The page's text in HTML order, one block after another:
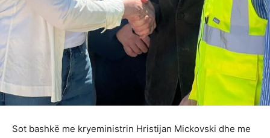
Sot bashkë me kryeministrin Hristijan Mickovski dhe me